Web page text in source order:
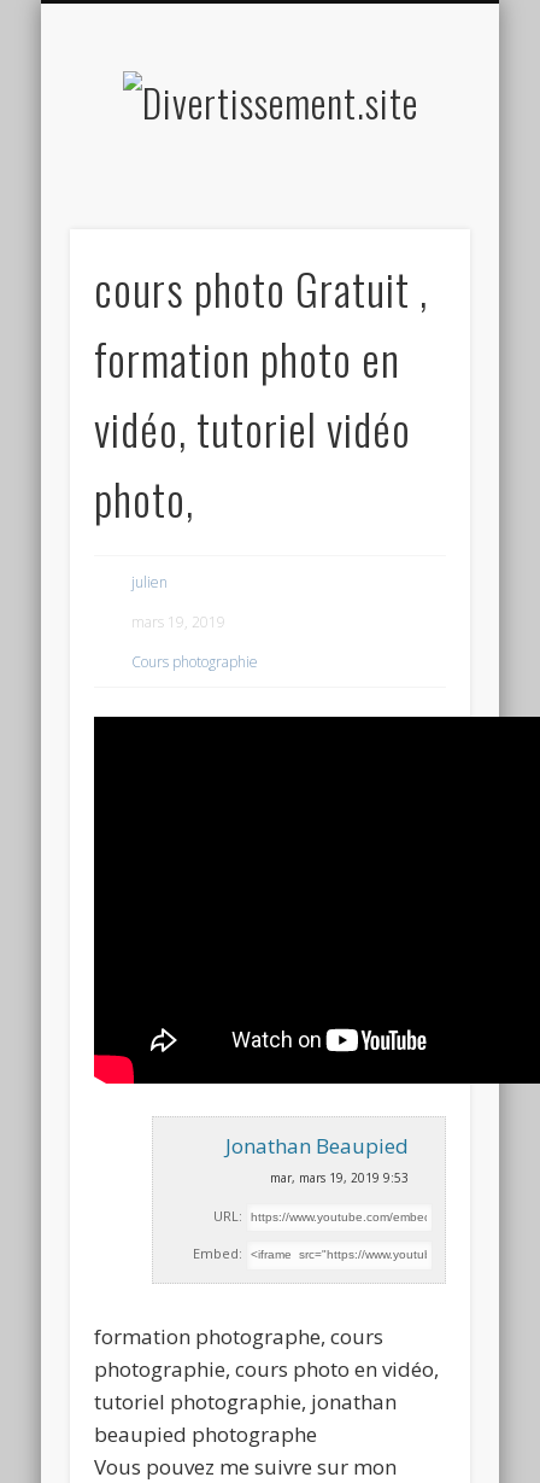
cours photo Gratuit ,
formation photo en
vidéo, tutoriel vidéo
photo,
julien
mars 19, 2019
Cours photographie
Jonathan Beaupied
mar, mars 19, 2019 9:53
URL:
Embed:
formation photographe, cours
photographie, cours photo en vidéo,
tutoriel photographie, jonathan
beaupied photographe
Vous pouvez me suivre sur mon